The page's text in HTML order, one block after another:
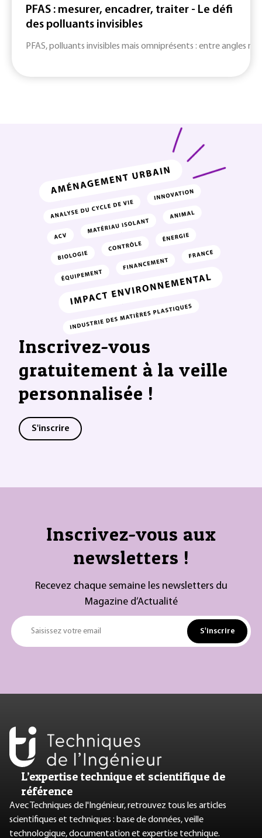
PFAS : mesurer, encadrer, traiter - Le défi
des polluants invisibles
PFAS, polluants invisibles mais omniprésents : entre angles
Inscrivez-vous
gratuitement à la veille
personnalisée !
S'inscrire
Inscrivez-vous aux
newsletters !
Recevez chaque semaine les newsletters du
Magazine d’Actualité
Saisissez votre email S'inscrire
L’expertise technique et scientifique de
référence
Avec Techniques de l'Ingénieur, retrouvez tous les articles
scientifiques et techniques : base de données, veille
technologique, documentation et expertise technique.